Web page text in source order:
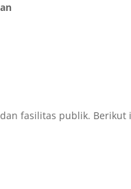
fasilitas publik. Berikut